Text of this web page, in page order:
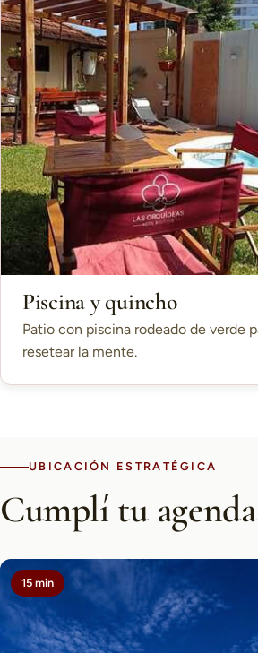
Piscina y quincho
Patio con piscina rodeado de verde
resetear la mente.
UBICACIÓN ESTRATÉGICA
Cumplí tu
15 min